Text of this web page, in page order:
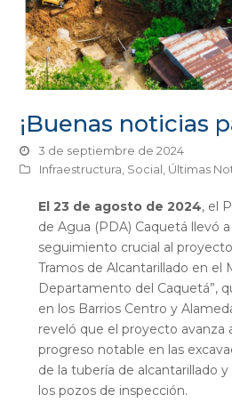
¡Buenas noticias
3 de septiembre de 2024
Infraestructura Social Últimas
El 23 de agosto de 2024, el
de Agua (PDA) Caquetá llevó
seguimiento crucial al
Tramos de Alcantarillado en el
Departamento del Caquetá”,
en los Barrios Centro y
reveló que el proyecto avanza
progreso notable en las
de la tubería de alcantarillado
los pozos de inspección.